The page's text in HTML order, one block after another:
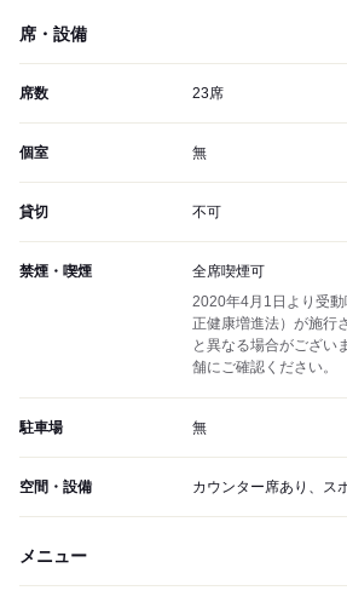
席・設備
席数 23席
個室 無
貸切 不可
禁煙・喫煙
全席喫煙可
2020年4月1日より受
正健康増進法）が施行
と異なる場合がござい
舗にご確認ください。
駐車場 無
空間・設備 カウンター席あり、ス
メニュー